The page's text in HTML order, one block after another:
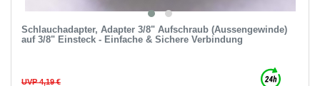
Schlauchadapter, Adapter 3/8" Aufschraub (Aussengewinde)
auf 3/8" Einsteck - Einfache & Sichere Verbindung
UVP 4,19 €